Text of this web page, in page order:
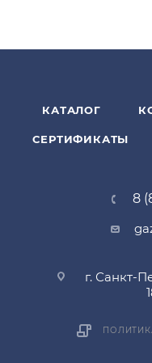
КАТАЛОГ
СЕРТИФИКАТЫ
8
г. Санкт-